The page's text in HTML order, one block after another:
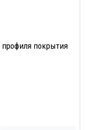
покрытия